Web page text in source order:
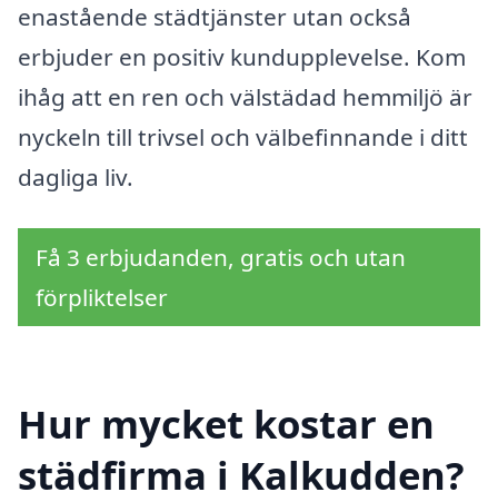
enastående städtjänster utan också
erbjuder en positiv kundupplevelse. Kom
ihåg att en ren och välstädad hemmiljö är
nyckeln till trivsel och välbefinnande i ditt
dagliga liv.
Få 3 erbjudanden, gratis och utan
förpliktelser
Hur mycket kostar en
städfirma i Kalkudden?